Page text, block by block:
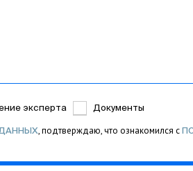
эксперта Документы
, подтверждаю, что ознакомился с